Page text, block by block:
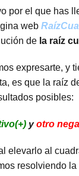
por el que has
web
de la raíz
expresarte, y
es que la raíz
posibles:
yotro
elevarlo al
resolviendo la